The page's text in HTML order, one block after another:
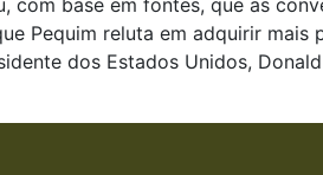
base em fontes, que as
Pequim reluta em adquirir
dos Estados Unidos,